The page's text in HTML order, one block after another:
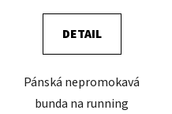
DETAIL
Pánská nepromokavá
bunda na running